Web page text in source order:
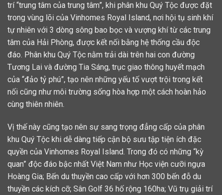
trí “trung tâm của trung tâm”, khi phân khu Quý Tộc được đặt
trong vùng lõi của Vinhomes Royal Island, nơi hội tụ sinh khí
tự nhiên với 3 dòng sông bao bọc và vượng khí từ các trung
tâm của Hải Phòng, được kết nối bằng hệ thống cầu độc
đáo. Phân khu Quý Tộc nằm trải dài trên hai con đường
Tương Lai và đường Tia Sáng, trục giao thông huyết mạch
của “đảo tỷ phú”, tạo nên những yếu tố vượt trội trong kết
nối cũng như môi trường sống hòa hợp một cách hoàn hảo
cùng thiên nhiên.
Vị thế này cũng tạo nên sự sang trọng đẳng cấp của phân
khu Quý Tộc khi dễ dàng tiếp cận bộ sưu tập tiện ích đặc
quyền của Vinhomes Royal Island. Trong đó có những “kỳ
quan” độc đáo bậc nhất Việt Nam như Học viện cưỡi ngựa
Hoàng Gia; Bến du thuyền cao cấp với hơn 300 bến đỗ du
thuyền các kích cỡ; Sân Golf 36 hố rộng 160ha; Vũ trụ giải trí